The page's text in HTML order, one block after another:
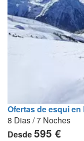
Ofertas de esqui
8 Dias / 7 Noches
Desde595 €